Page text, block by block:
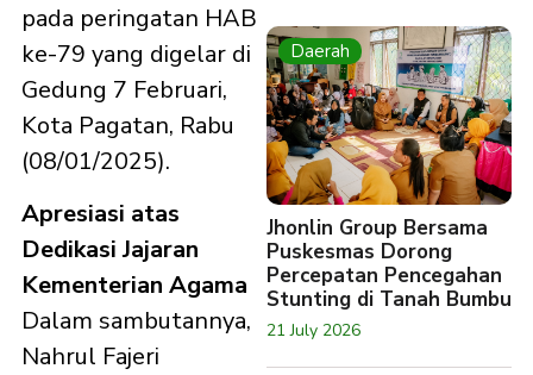
pada peringatan HAB
ke-79 yang digelar di
Gedung 7 Februari,
Kota Pagatan, Rabu
(08/01/2025).
Apresiasi atas
Dedikasi Jajaran
Kementerian Agama
Dalam sambutannya,
Nahrul Fajeri
Daerah
Jhonlin Group Bersama
Puskesmas Dorong
Percepatan Pencegahan
Stunting di Tanah Bumbu
21 July 2026